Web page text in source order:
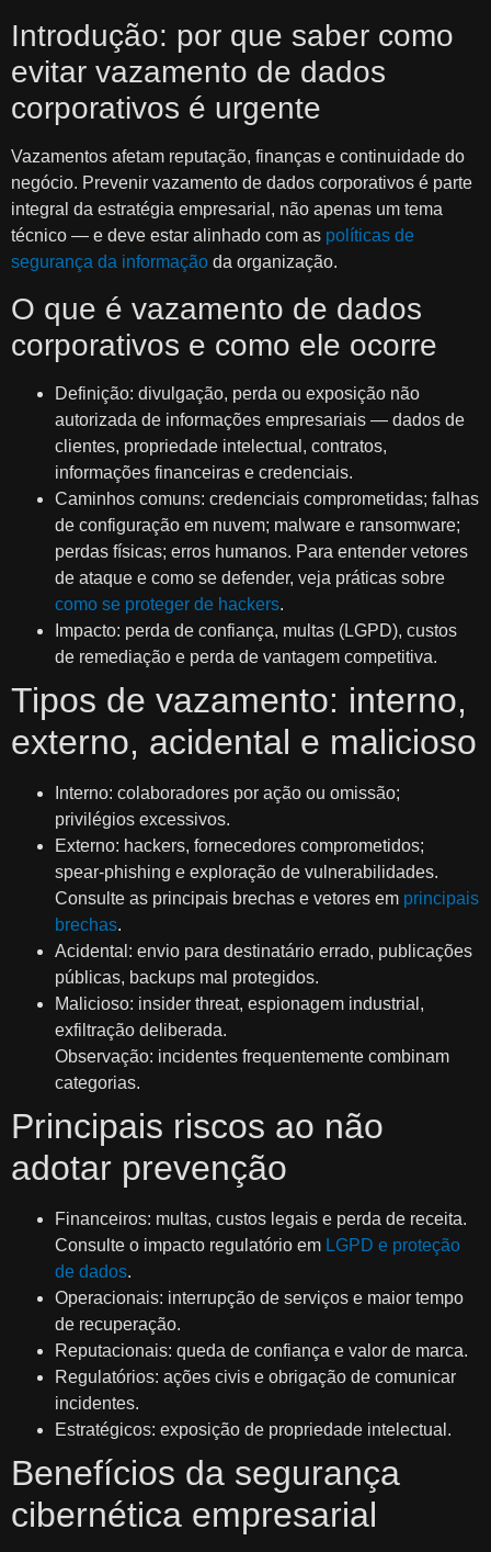
Introdução: por que saber como
evitar vazamento de dados
corporativos é urgente
Vazamentos afetam reputação, finanças e continuidade do
negócio. Prevenir vazamento de dados corporativos é parte
integral da estratégia empresarial, não apenas um tema
técnico — e deve estar alinhado com as políticas de
segurança da informação da organização.
O que é vazamento de dados
corporativos e como ele ocorre
Definição: divulgação, perda ou exposição não
autorizada de informações empresariais — dados de
clientes, propriedade intelectual, contratos,
informações financeiras e credenciais.
Caminhos comuns: credenciais comprometidas; falhas
de configuração em nuvem; malware e ransomware;
perdas físicas; erros humanos. Para entender vetores
de ataque e como se defender, veja práticas sobre
como se proteger de hackers.
Impacto: perda de confiança, multas (LGPD), custos
de remediação e perda de vantagem competitiva.
Tipos de vazamento: interno,
externo, acidental e malicioso
Interno: colaboradores por ação ou omissão;
privilégios excessivos.
Externo: hackers, fornecedores comprometidos;
spear‑phishing e exploração de vulnerabilidades.
Consulte as principais brechas e vetores em principais
brechas.
Acidental: envio para destinatário errado, publicações
públicas, backups mal protegidos.
Malicioso: insider threat, espionagem industrial,
exfiltração deliberada.
Observação: incidentes frequentemente combinam
categorias.
Principais riscos ao não
adotar prevenção
Financeiros: multas, custos legais e perda de receita.
Consulte o impacto regulatório em LGPD e proteção
de dados.
Operacionais: interrupção de serviços e maior tempo
de recuperação.
Reputacionais: queda de confiança e valor de marca.
Regulatórios: ações civis e obrigação de comunicar
incidentes.
Estratégicos: exposição de propriedade intelectual.
Benefícios da segurança
cibernética empresarial